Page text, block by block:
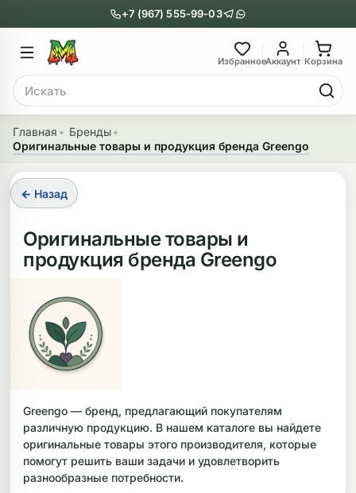
+7 (967) 555-99-03
ИзбранноеАккаунт Корзина
Поиск
Главное меню
Бонги
с перколятором
бонги
бонги
Главное
Трубки
Назад
Стеклянные
Главная
Бренды
Оригинальные товары и продукция бренда Greengo
← Назад
Оригинальные товары и
продукция бренда Greengo
Greengo — бренд, предлагающий покупателям
различную продукцию. В нашем каталоге вы найдете
оригинальные товары этого производителя, которые
помогут решить ваши задачи и удовлетворить
разнообразные потребности.